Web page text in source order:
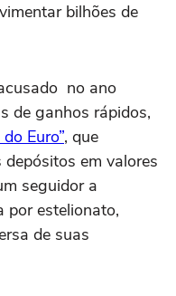
bilhões de
no ano
de ganhos rápidos,
Euro”, que
em valores
seguidor a
por estelionato,
de suas